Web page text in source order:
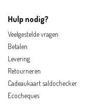
Hulp nodig?
Veelgestelde vragen
Betalen
Levering
Retourneren
Cadeaukaart saldochecker
Ecocheques